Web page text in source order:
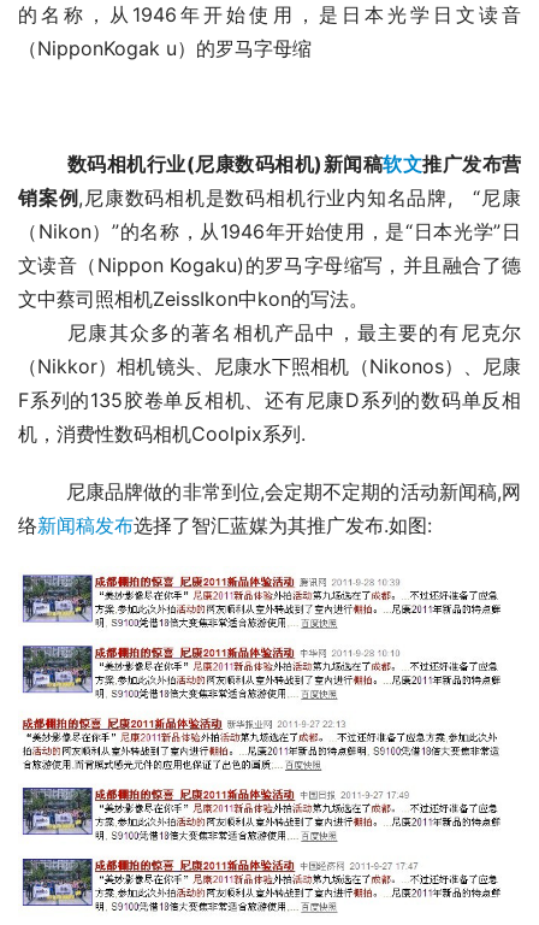
的名称，从1946年开始使用，是日本光学日文读音
（NipponKogak u）的罗马字母缩
数码相机行业(尼康数码相机)新闻稿软文推广发布营
销案例,尼康数码相机是数码相机行业内知名品牌,　“尼康
（Nikon）”的名称，从1946年开始使用，是“日本光学”日
文读音（Nippon Kogaku)的罗马字母缩写，并且融合了德
文中蔡司照相机ZeissIkon中kon的写法。
（Nikkor）相机镜头、尼康水下照相机（Nikonos）、尼康
F系列的135胶卷单反相机、还有尼康D系列的数码单反相
机，消费性数码相机Coolpix系列.
络新闻稿发布选择了智汇蓝媒为其推广发布.如图: